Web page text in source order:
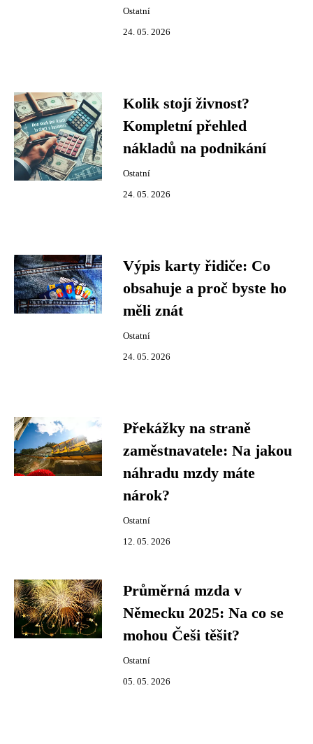
Ostatní
24. 05. 2026
Kolik stojí živnost?
Kompletní přehled
nákladů na podnikání
Ostatní
24. 05. 2026
Výpis karty řidiče: Co
obsahuje a proč byste ho
měli znát
Ostatní
24. 05. 2026
Překážky na straně
zaměstnavatele: Na jakou
náhradu mzdy máte
nárok?
Ostatní
12. 05. 2026
Průměrná mzda v
Německu 2025: Na co se
mohou Češi těšit?
Ostatní
05. 05. 2026